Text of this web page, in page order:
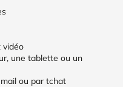
vidéo
une tablette ou un
ou par tchat